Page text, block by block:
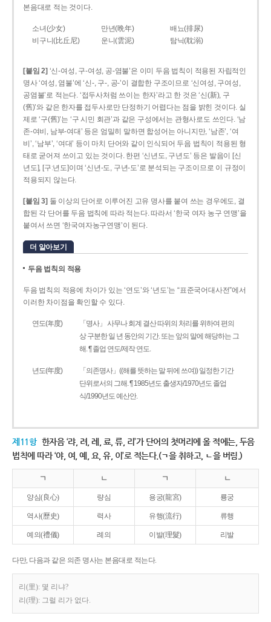
본음대로 적는 것이다.
소녀(少女) 만년(晩年)
배뇨(排尿)
비구니(比丘尼)
운니(雲泥) 탐닉(耽溺)
[붙임 2] ‘신-여성, 구-여성, 공-염불’은 이미 두음 법칙이 적용된 자립적인
명사 ‘여성, 염불’에 ‘신-, 구-, 공-’이 결합한 구조이므로 ‘신여성, 구여성,
공염불’로 적는다. ‘접두사처럼 쓰이는 한자’라고 한 것은 ‘신(新), 구
(舊)’와 같은 한자를 접두사로만 단정하기 어렵다는 점을 밝힌 것이다. 실
제로 ‘구(舊)’는 ‘구 시민 회관’과 같은 구성에서는 관형사로도 쓰인다. ‘남
존­-여비, 남부-­여대’ 등은 엄밀히 말하면 합성어는 아니지만, ‘남존’, ‘여
비’, ‘남부’, ‘여대’ 등이 마치 단어와 같이 인식되어 두음 법칙이 적용된 형
태로 굳어져 쓰이고 있는 것이다. 한편 ‘신년도, 구년도’ 등은 발음이 [신
년도], [구ː년도]이며 ‘신년­-도, 구년-­도’로 분석되는 구조이므로 이 규정이
적용되지 않는다.
[붙임 3] 둘 이상의 단어로 이루어진 고유 명사를 붙여 쓰는 경우에도, 결
합된 각 단어를 두음 법칙에 따라 적는다. 따라서 ‘한국 여자 농구 연맹’을
붙여서 쓰면 ‘한국여자농구연맹’이 된다.
더 알아보기
두음 법칙의 적용
두음 법칙의 적용에 차이가 있는 ‘연도’와 ‘년도’는 “표준국어대사전”에서
이러한 차이점을 확인할 수 있다.
연도(年度)
「명사」 사무나 회계 결산 따위의 처리를 위하여 편의
상 구분한 일 년 동안의 기간. 또는 앞의 말에 해당하는 그
해. ¶ 졸업 연도/제작 연도.
년도(年度)
「의존명사」((해를 뜻하는 말 뒤에 쓰여)) 일정한 기간
단위로서의 그해. ¶ 1985년도 출생자/1970년도 졸업
식/1990년도 예산안.
제11항 한자음 ‘랴, 려, 례, 료, 류, 리’가 단어의 첫머리에 올 적에는, 두음
법칙에 따라 ‘야, 여, 예, 요, 유, 이’로 적는다.(ㄱ을 취하고, ㄴ을 버림.)
ㄱ ㄴ ㄱ ㄴ
양심(良心) 량심 용궁(龍宮) 룡궁
역사(歷史) 력사 유행(流行) 류행
예의(禮儀) 례의 이발(理髮) 리발
다만, 다음과 같은 의존 명사는 본음대로 적는다.
리(里): 몇 리냐?
리(理): 그럴 리가 없다.